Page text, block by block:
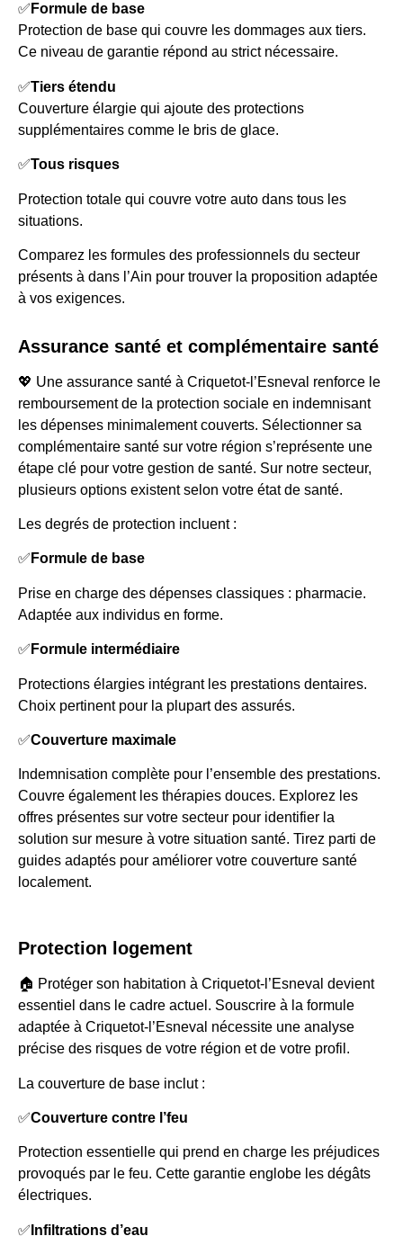
✅ Formule de base
Protection de base qui couvre les dommages aux tiers.
Ce niveau de garantie répond au strict nécessaire.
✅Tiers étendu
Couverture élargie qui ajoute des protections
supplémentaires comme le bris de glace.
✅Tous risques
Protection totale qui couvre votre auto dans tous les
situations.
Comparez les formules des professionnels du secteur
présents à dans l’Ain pour trouver la proposition adaptée
à vos exigences.
Assurance santé et complémentaire santé
💖 Une assurance santé à Criquetot-l’Esneval renforce le
remboursement de la protection sociale en indemnisant
les dépenses minimalement couverts. Sélectionner sa
complémentaire santé sur votre région s’représente une
étape clé pour votre gestion de santé. Sur notre secteur,
plusieurs options existent selon votre état de santé.
Les degrés de protection incluent :
✅ Formule de base
Prise en charge des dépenses classiques : pharmacie.
Adaptée aux individus en forme.
✅ Formule intermédiaire
Protections élargies intégrant les prestations dentaires.
Choix pertinent pour la plupart des assurés.
✅Couverture maximale
Indemnisation complète pour l’ensemble des prestations.
Couvre également les thérapies douces. Explorez les
offres présentes sur votre secteur pour identifier la
solution sur mesure à votre situation santé. Tirez parti de
guides adaptés pour améliorer votre couverture santé
localement.
Protection logement
🏠 Protéger son habitation à Criquetot-l’Esneval devient
essentiel dans le cadre actuel. Souscrire à la formule
adaptée à Criquetot-l’Esneval nécessite une analyse
précise des risques de votre région et de votre profil.
La couverture de base inclut :
✅Couverture contre l’feu
Protection essentielle qui prend en charge les préjudices
provoqués par le feu. Cette garantie englobe les dégâts
électriques.
✅ Infiltrations d’eau